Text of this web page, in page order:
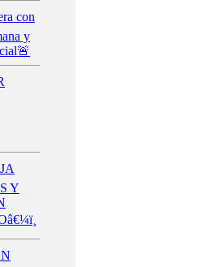
con
y
Y